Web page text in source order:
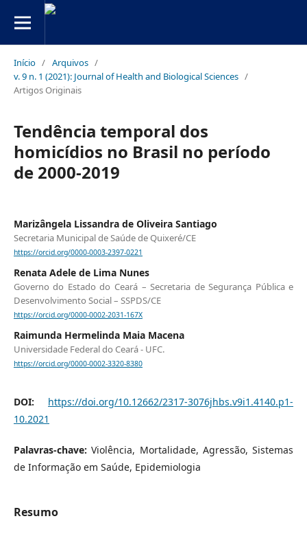
Início / Arquivos /
v. 9 n. 1 (2021): Journal of Health and Biological Sciences /
Artigos Originais
Tendência temporal dos
homicídios no Brasil no período
de 2000-2019
Marizângela Lissandra de Oliveira Santiago
Secretaria Municipal de Saúde de Quixeré/CE
https://orcid.org/0000-0003-2397-0221
Renata Adele de Lima Nunes
Governo do Estado do Ceará – Secretaria de Segurança Pública e
Desenvolvimento Social – SSPDS/CE
https://orcid.org/0000-0002-2031-167X
Raimunda Hermelinda Maia Macena
Universidade Federal do Ceará - UFC.
https://orcid.org/0000-0002-3320-8380
DOI: https://doi.org/10.12662/2317-3076jhbs.v9i1.4140.p1-
10.2021
Palavras-chave:Violência, Mortalidade, Agressão, Sistemas
de Informação em Saúde, Epidemiologia
Resumo